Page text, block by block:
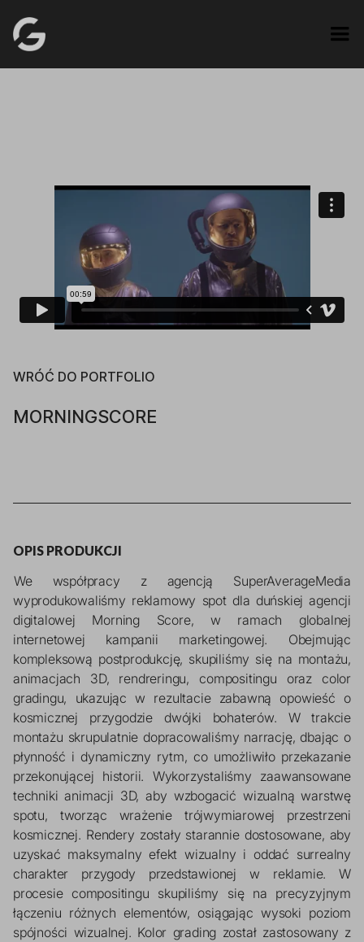
WRÓĆ DO PORTFOLIO
MORNINGSCORE
OPIS PRODUKCJI
We współpracy z agencją SuperAverageMedia
wyprodukowaliśmy reklamowy spot dla duńskiej agencji
digitalowej Morning Score, w ramach globalnej
internetowej kampanii marketingowej. Obejmując
kompleksową postprodukcję, skupiliśmy się na montażu,
animacjach 3D, rendreringu, compositingu oraz color
gradingu, ukazując w rezultacie zabawną opowieść o
kosmicznej przygodzie dwójki bohaterów. W trakcie
montażu skrupulatnie dopracowaliśmy narrację, dbając o
płynność i dynamiczny rytm, co umożliwiło przekazanie
przekonującej historii. Wykorzystaliśmy zaawansowane
techniki animacji 3D, aby wzbogacić wizualną warstwę
spotu, tworząc wrażenie trójwymiarowej przestrzeni
kosmicznej. Rendery zostały starannie dostosowane, aby
uzyskać maksymalny efekt wizualny i oddać surrealny
charakter przygody przedstawionej w reklamie. W
procesie compositingu skupiliśmy się na precyzyjnym
łączeniu różnych elementów, osiągając wysoki poziom
spójności wizualnej. Kolor grading został zastosowany z